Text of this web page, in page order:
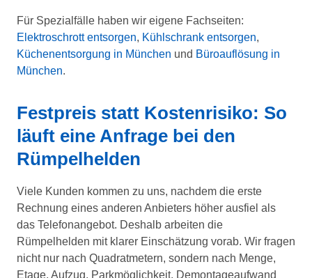
Für Spezialfälle haben wir eigene Fachseiten:
Elektroschrott entsorgen, Kühlschrank entsorgen,
Küchenentsorgung in München und Büroauflösung in
München.
Festpreis statt Kostenrisiko: So
läuft eine Anfrage bei den
Rümpelhelden
Viele Kunden kommen zu uns, nachdem die erste
Rechnung eines anderen Anbieters höher ausfiel als
das Telefonangebot. Deshalb arbeiten die
Rümpelhelden mit klarer Einschätzung vorab. Wir fragen
nicht nur nach Quadratmetern, sondern nach Menge,
Etage, Aufzug, Parkmöglichkeit, Demontageaufwand